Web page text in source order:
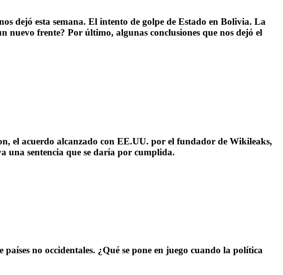
dejó esta semana. El intento de golpe de Estado en Bolivia. La
nuevo frente? Por último, algunas conclusiones que nos dejó el
el acuerdo alcanzado con EE.UU. por el fundador de Wikileaks,
una sentencia que se daría por cumplida.
no occidentales. ¿Qué se pone en juego cuando la política